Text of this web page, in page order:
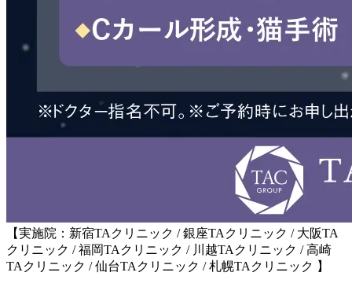
【実施院：新宿TAクリニック / 銀座TAクリニック / 大阪TA
クリニック / 福岡TAクリニック / 川越TAクリニック / 高崎
TAクリニック / 仙台TAクリニック / 札幌TAクリニック 】